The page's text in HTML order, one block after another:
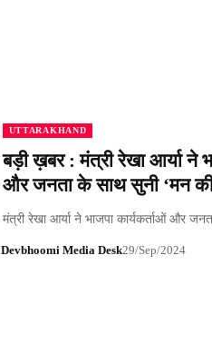
UTTARAKHAND
बड़ी ख़बर : मंत्री रेखा आर्या ने
और जनता के साथ सुनी ‘मन की
मंत्री रेखा आर्या ने भाजपा कार्यकर्ताओं और
Devbhoomi Media Desk29/Sep/2024